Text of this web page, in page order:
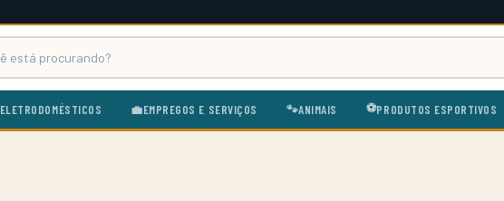
ELETRODOMÉSTICOS 💼EMPREGOS E SERVIÇOS 🐾ANIMAIS ⚽PRODUTOS ESPORTIVOS